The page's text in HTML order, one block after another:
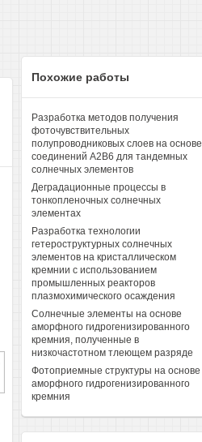
Похожие работы
Разработка методов получения
фоточувствительных
полупроводниковых слоев на основе
соединений A2B6 для тандемных
солнечных элементов
Деградационные процессы в
тонкопленочных солнечных
элементах
Разработка технологии
гетероструктурных солнечных
элементов на кристаллическом
кремнии с использованием
промышленных реакторов
плазмохимического осаждения
Солнечные элементы на основе
аморфного гидрогенизированного
кремния, полученные в
низкочастотном тлеющем разряде
Фотоприемные структуры на основе
аморфного гидрогенизированного
кремния